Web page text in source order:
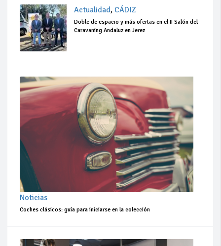
Actualidad, CÁDIZ
Doble de espacio y más ofertas en el II Salón del
Caravaning Andaluz en Jerez
Noticias
Coches clásicos: guía para iniciarse en la colección